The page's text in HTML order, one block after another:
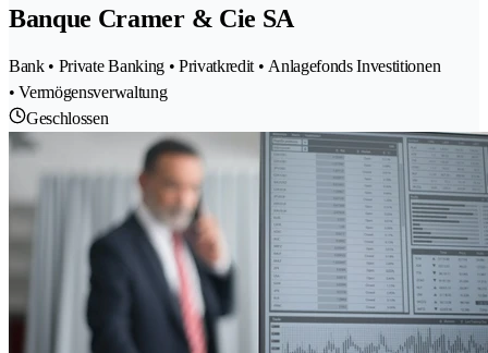
Banque Cramer & Cie SA
Bank • Private Banking • Privatkredit • Anlagefonds Investitionen
• Vermögensverwaltung
Geschlossen